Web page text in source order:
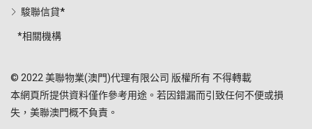
駿聯信貸*
*相關機構
© 2022 美聯物業(澳門)代理有限公司 版權所有 不得轉載
本網頁所提供資料僅作參考用途。若因錯漏而引致任何不便或損
失，美聯澳門概不負責。